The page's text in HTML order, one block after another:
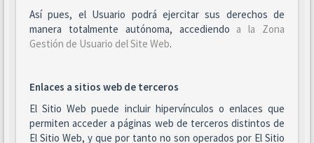
Así pues, el Usuario podrá ejercitar sus derechos de
manera totalmente autónoma, accediendo a la Zona
Gestión de Usuario del Site Web.
Enlaces a sitios web de terceros
El Sitio Web puede incluir hipervínculos o enlaces que
permiten acceder a páginas web de terceros distintos de
El Sitio Web, y que por tanto no son operados por El Sitio